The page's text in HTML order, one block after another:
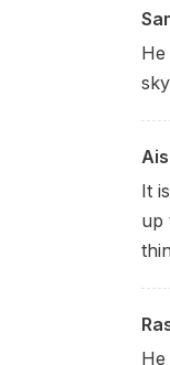
It
up